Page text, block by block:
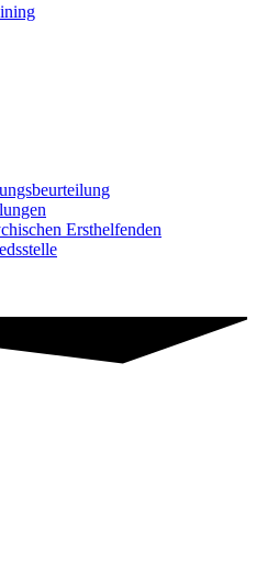
Ersthelfenden